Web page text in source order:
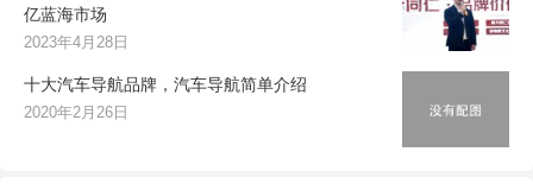
亿蓝海市场
2023年4月28日
十大汽车导航品牌，汽车导航简单介绍
2020年2月26日